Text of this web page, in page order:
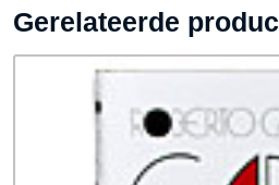
Gerelateerde